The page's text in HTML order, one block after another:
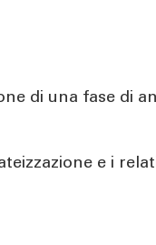
di una fase di
e i